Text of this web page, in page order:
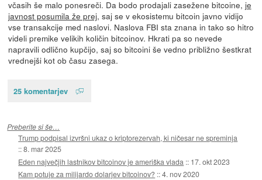
včasih še malo ponesreči. Da bodo prodajali zasežene bitcoine, je
javnost posumila že prej, saj se v ekosistemu bitcoin javno vidijo
vse transakcije med naslovi. Naslova FBI sta znana in tako so hitro
videli premike velikih količin bitcoinov. Hkrati pa so nevede
napravili odlično kupčijo, saj so bitcoini še vedno približno šestkrat
vrednejši kot ob času zasega.
25 komentarjev
Preberite si še…
Trump podpisal izvršni ukaz o kriptorezervah, ki ničesar ne spreminja
::8. mar 2025
Eden največjih lastnikov bitcoinov je ameriška vlada :: 17. okt 2023
Kam potuje za milijardo dolarjev bitcoinov? ::4. nov 2020